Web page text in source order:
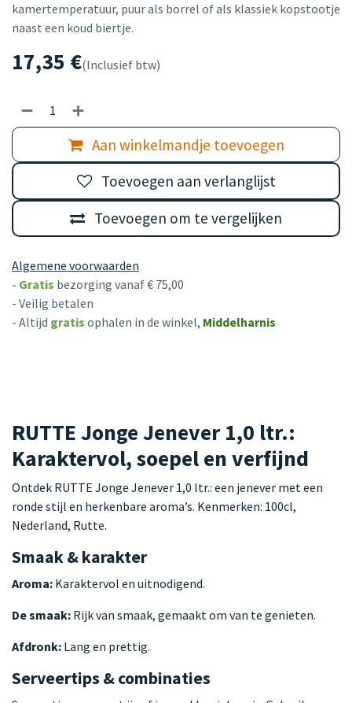
kamertemperatuur, puur als borrel of als klassiek kopstootje
naast een koud biertje.
17,35 €(Inclusief btw)
Aan winkelmandje toevoegen
Toevoegen om te vergelijken
Toevoegen aan verlanglijst
Algemene voorwaarden
- Gratis bezorging vanaf € 75,00
- Veilig betalen
- Altijd gratis ophalen in de winkel, Middelharnis
RUTTE Jonge Jenever 1,0 ltr.:
Karaktervol, soepel en verfijnd
Ontdek RUTTE Jonge Jenever 1,0 ltr.: een jenever met een
ronde stijl en herkenbare aroma’s. Kenmerken: 100cl,
Nederland, Rutte.
Smaak & karakter
Aroma: Karaktervol en uitnodigend.
De smaak: Rijk van smaak, gemaakt om van te genieten.
Afdronk: Lang en prettig.
Serveertips & combinaties